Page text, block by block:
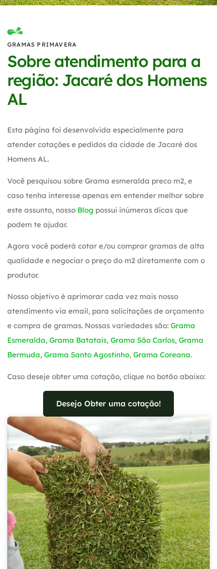
GRAMAS PRIMAVERA
Sobre atendimento para a
região: Jacaré dos Homens
AL
Esta página foi desenvolvida especialmente para
atender cotações e pedidos da cidade de Jacaré dos
Homens AL.
Você pesquisou sobre Grama esmeralda preco m2, e
caso tenha interesse apenas em entender melhor sobre
este assunto, nosso Blog possui inúmeras dicas que
podem te ajudar.
Agora você poderá cotar e/ou comprar gramas de alta
qualidade e negociar o preço do m2 diretamente com o
produtor.
Nosso objetivo é aprimorar cada vez mais nosso
atendimento via email, para solicitações de orçamento
e compra de gramas. Nossas variedades são: Grama
Esmeralda, Grama Batatais, Grama São Carlos, Grama
Bermuda, Grama Santo Agostinho, Grama Coreana.
Caso deseje obter uma cotação, clique no botão abaixo:
Desejo Obter uma cotação!